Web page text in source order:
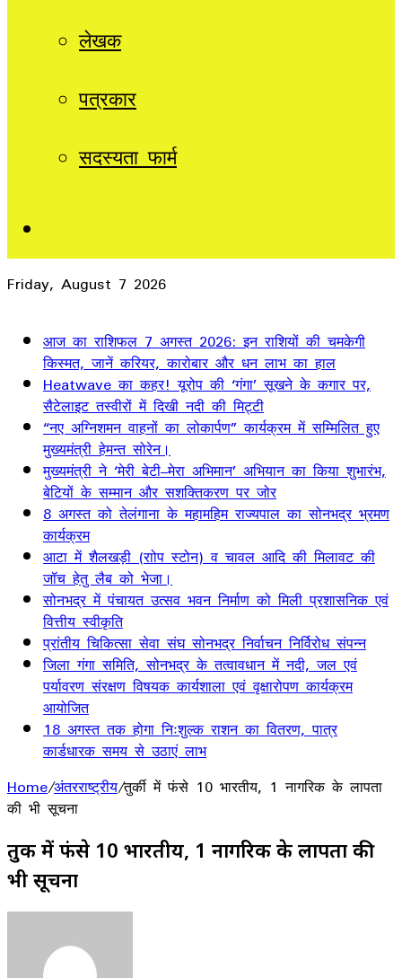
लेखक
पत्रकार
सदस्यता फार्म
Friday, August 7 2026
आज का राशिफल 7 अगस्त 2026: इन राशियों की चमकेगी
किस्मत, जानें करियर, कारोबार और धन लाभ का हाल
Heatwave का कहर! यूरोप की ‘गंगा’ सूखने के कगार पर,
सैटेलाइट तस्वीरों में दिखी नदी की मिट्टी
“नए अग्निशमन वाहनों का लोकार्पण” कार्यक्रम में सम्मिलित हुए
मुख्यमंत्री हेमन्त सोरेन।
मुख्यमंत्री ने ‘मेरी बेटी–मेरा अभिमान’ अभियान का किया शुभारंभ,
बेटियों के सम्मान और सशक्तिकरण पर जोर
8 अगस्त को तेलंगाना के महामहिम राज्यपाल का सोनभद्र भ्रमण
कार्यक्रम
आटा में शैलखड़ी (राोप स्टोन) व चावल आदि की मिलावट की
जॉच हेतु लैब को भेजा।
सोनभद्र में पंचायत उत्सव भवन निर्माण को मिली प्रशासनिक एवं
वित्तीय स्वीकृति
प्रांतीय चिकित्सा सेवा संघ सोनभद्र निर्वाचन निर्विरोध संपन्न
जिला गंगा समिति, सोनभद्र के तत्वावधान में नदी, जल एवं
पर्यावरण संरक्षण विषयक कार्यशाला एवं वृक्षारोपण कार्यक्रम
आयोजित
18 अगस्त तक होगा निःशुल्क राशन का वितरण, पात्र
कार्डधारक समय से उठाएं लाभ
Home/अंतरराष्ट्रीय/तुर्की में फंसे 10 भारतीय, 1 नागरिक के लापता
की भी सूचना
तुर्की में फंसे 10 भारतीय, 1 नागरिक के लापता की
भी सूचना